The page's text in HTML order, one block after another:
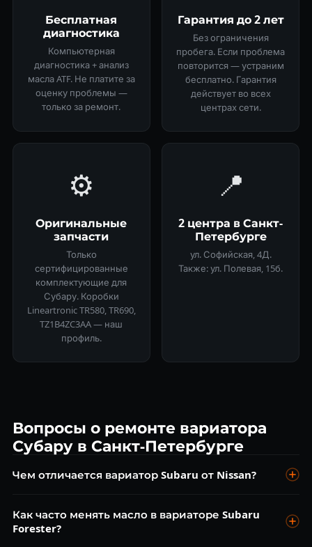
Бесплатная
диагностика
Компьютерная
диагностика + анализ
масла ATF. Не платите за
оценку проблемы —
только за ремонт.
Гарантия до 2 лет
Без ограничения
пробега. Если проблема
повторится — устраним
бесплатно. Гарантия
действует во всех
центрах сети.
⚙️
Оригинальные
запчасти
Только
сертифицированные
комплектующие для
Субару. Коробки
Lineartronic TR580, TR690,
TZ1B4ZC3AA — наш
профиль.
📍
2 центра в Санкт-
Петербурге
ул. Софийская, 4Д.
Также: ул. Полевая, 15б.
Вопросы о ремонте вариатора
Субару в Санкт-Петербурге
Чем отличается вариатор Subaru от Nissan?
обеспечивает большую долговечность. Но при
несвоевременной замене масла цепь тоже изнашивается.
Как часто менять масло в вариаторе Subaru
Forester?